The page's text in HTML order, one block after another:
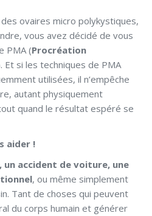
ovaires micro polykystiques,
vous avez décidé de vous
PMA (Procréation
Et si les techniques de PMA
utilisées, il n’empêche
autant physiquement
quand le résultat espéré se
aider !
un accident de voiture, une
, ou même simplement
Tant de choses qui peuvent
du corps humain et générer